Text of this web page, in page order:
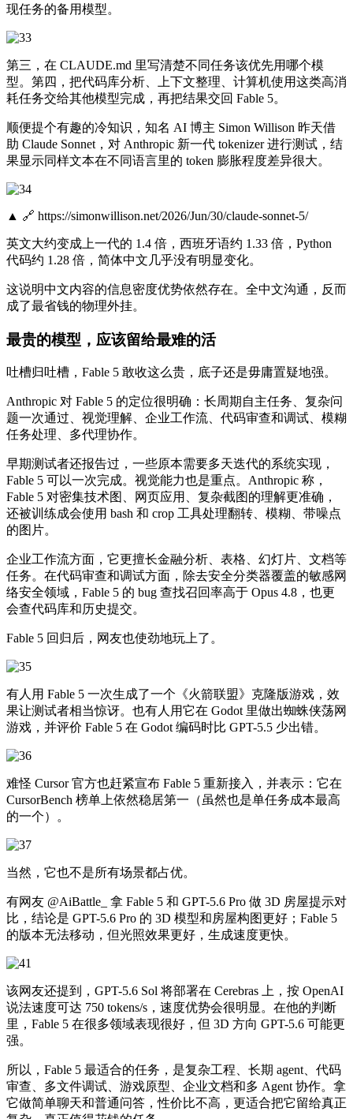
现任务的备用模型。
第三，在 CLAUDE.md 里写清楚不同任务该优先用哪个模
型。第四，把代码库分析、上下文整理、计算机使用这类高消
耗任务交给其他模型完成，再把结果交回 Fable 5。
顺便提个有趣的冷知识，知名 AI 博主 Simon Willison 昨天借
助 Claude Sonnet，对 Anthropic 新一代 tokenizer 进行测试，结
果显示同样文本在不同语言里的 token 膨胀程度差异很大。
▲ 🔗 https://simonwillison.net/2026/Jun/30/claude-sonnet-5/
英文大约变成上一代的 1.4 倍，西班牙语约 1.33 倍，Python
代码约 1.28 倍，简体中文几乎没有明显变化。
这说明中文内容的信息密度优势依然存在。全中文沟通，反而
成了最省钱的物理外挂。
最贵的模型，应该留给最难的活
吐槽归吐槽，Fable 5 敢收这么贵，底子还是毋庸置疑地强。
Anthropic 对 Fable 5 的定位很明确：长周期自主任务、复杂问
题一次通过、视觉理解、企业工作流、代码审查和调试、模糊
任务处理、多代理协作。
早期测试者还报告过，一些原本需要多天迭代的系统实现，
Fable 5 可以一次完成。视觉能力也是重点。Anthropic 称，
Fable 5 对密集技术图、网页应用、复杂截图的理解更准确，
还被训练成会使用 bash 和 crop 工具处理翻转、模糊、带噪点
的图片。
企业工作流方面，它更擅长金融分析、表格、幻灯片、文档等
任务。在代码审查和调试方面，除去安全分类器覆盖的敏感网
络安全领域，Fable 5 的 bug 查找召回率高于 Opus 4.8，也更
会查代码库和历史提交。
Fable 5 回归后，网友也使劲地玩上了。
有人用 Fable 5 一次生成了一个《火箭联盟》克隆版游戏，效
果让测试者相当惊讶。也有人用它在 Godot 里做出蜘蛛侠荡网
游戏，并评价 Fable 5 在 Godot 编码时比 GPT-5.5 少出错。
难怪 Cursor 官方也赶紧宣布 Fable 5 重新接入，并表示：它在
CursorBench 榜单上依然稳居第一（虽然也是单任务成本最高
的一个）。
当然，它也不是所有场景都占优。
有网友 @AiBattle_ 拿 Fable 5 和 GPT-5.6 Pro 做 3D 房屋提示对
比，结论是 GPT-5.6 Pro 的 3D 模型和房屋构图更好；Fable 5
的版本无法移动，但光照效果更好，生成速度更快。
该网友还提到，GPT-5.6 Sol 将部署在 Cerebras 上，按 OpenAI
说法速度可达 750 tokens/s，速度优势会很明显。在他的判断
里，Fable 5 在很多领域表现很好，但 3D 方向 GPT-5.6 可能更
强。
所以，Fable 5 最适合的任务，是复杂工程、长期 agent、代码
审查、多文件调试、游戏原型、企业文档和多 Agent 协作。拿
它做简单聊天和普通问答，性价比不高，更适合把它留给真正